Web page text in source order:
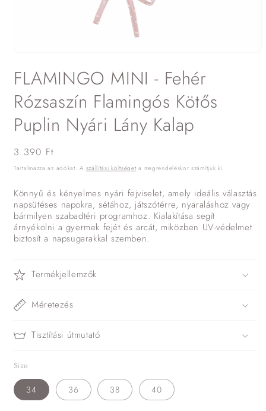
megnyitása
a
párbeszédpanelen
FLAMINGO MINI - Fehér
Rózsaszín Flamingós Kötős
Puplin Nyári Lány Kalap
Normál
ár
3.390 Ft
Tartalmazza az adókat. A szállítási költséget a megrendeléskor számítjuk ki.
Könnyű és kényelmes nyári fejviselet, amely ideális választás
napsütéses napokra, sétához, játszótérre, nyaraláshoz vagy
bármilyen szabadtéri programhoz. Kialakítása segít
árnyékolni a gyermek fejét és arcát, miközben UV-védelmet
biztosít a napsugarakkal szemben.
Termékjellemzők
Méretezés
Tisztítási útmutató
Size
34 36 38 40